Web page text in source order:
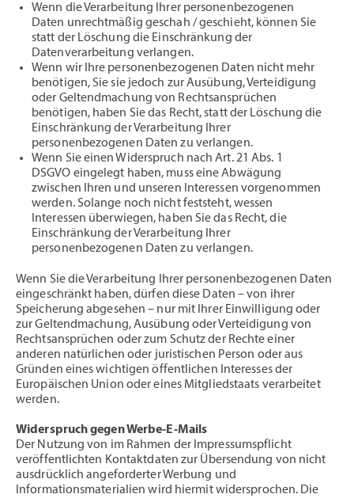
Wenn die Verarbeitung Ihrer personenbezogenen
Daten unrechtmäßig geschah / geschieht, können Sie
statt der Löschung die Einschränkung der
Datenverarbeitung verlangen.
Wenn wir Ihre personenbezogenen Daten nicht mehr
benötigen, Sie sie jedoch zur Ausübung, Verteidigung
oder Geltendmachung von Rechtsansprüchen
benötigen, haben Sie das Recht, statt der Löschung die
Einschränkung der Verarbeitung Ihrer
personenbezogenen Daten zu verlangen.
Wenn Sie einen Widerspruch nach Art. 21 Abs. 1
DSGVO eingelegt haben, muss eine Abwägung
zwischen Ihren und unseren Interessen vorgenommen
werden. Solange noch nicht feststeht, wessen
Interessen überwiegen, haben Sie das Recht, die
Einschränkung der Verarbeitung Ihrer
personenbezogenen Daten zu verlangen.
Wenn Sie die Verarbeitung Ihrer personenbezogenen Daten
eingeschränkt haben, dürfen diese Daten – von ihrer
Speicherung abgesehen – nur mit Ihrer Einwilligung oder
zur Geltendmachung, Ausübung oder Verteidigung von
Rechtsansprüchen oder zum Schutz der Rechte einer
anderen natürlichen oder juristischen Person oder aus
Gründen eines wichtigen öffentlichen Interesses der
Europäischen Union oder eines Mitgliedstaats verarbeitet
werden.
Widerspruch gegen Werbe-E-Mails
Der Nutzung von im Rahmen der Impressumspflicht
veröffentlichten Kontaktdaten zur Übersendung von nicht
ausdrücklich angeforderter Werbung und
Informationsmaterialien wird hiermit widersprochen. Die